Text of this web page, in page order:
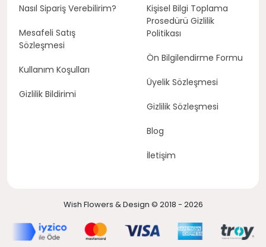
Nasıl Sipariş Verebilirim?
Mesafeli Satış
Sözleşmesi
Kullanım Koşulları
Gizlilik Bildirimi
Kişisel Bilgi Toplama
Prosedürü Gizlilik
Politikası
Ön Bilgilendirme Formu
Üyelik Sözleşmesi
Gizlilik Sözleşmesi
Blog
İletişim
Wish Flowers & Design © 2018 - 2026